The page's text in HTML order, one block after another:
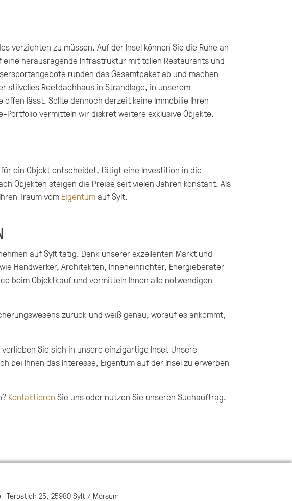
verzichten zu müssen. Auf der Insel können Sie die Ruhe an
herausragende Infrastruktur mit tollen Restaurants und
runden das Gesamtpaket ab und machen
stilvolles Reetdachhaus in Strandlage, in unserem
lässt. Sollte dennoch derzeit keine Immobilie Ihren
Portfolio vermitteln wir diskret weitere exklusive Objekte.
ein Objekt entscheidet, tätigt eine Investition in die
Objekten steigen die Preise seit vielen Jahren konstant. Als
Traum vom Eigentumauf Sylt.
auf Sylt tätig. Dank unserer exzellenten Markt und
Handwerker, Architekten, Inneneinrichter, Energieberater
beim Objektkauf und vermitteln Ihnen alle notwendigen
zurück und weiß genau, worauf es ankommt,
verlieben Sie sich in unsere einzigartige Insel. Unsere
bei Ihnen das Interesse, Eigentum auf der Insel zu erwerben
Kontaktieren Sie uns oder nutzen Sie unseren Suchauftrag.
Terpstich 25, 25980 Sylt / Morsum